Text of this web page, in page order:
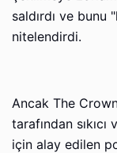
saldırdı ve bunu
nitelendirdi.
Ancak The
tarafından
için alay edilen